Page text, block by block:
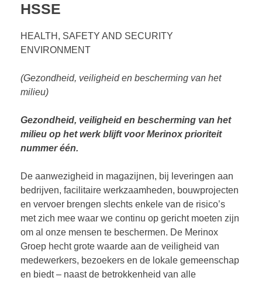
HSSE
HEALTH, SAFETY AND SECURITY
ENVIRONMENT
(Gezondheid, veiligheid en bescherming van het
milieu)
Gezondheid, veiligheid en bescherming van het
milieu op het werk blijft voor Merinox prioriteit
nummer één.
De aanwezigheid in magazijnen, bij leveringen aan
bedrijven, facilitaire werkzaamheden, bouwprojecten
en vervoer brengen slechts enkele van de risico’s
met zich mee waar we continu op gericht moeten zijn
om al onze mensen te beschermen. De Merinox
Groep hecht grote waarde aan de veiligheid van
medewerkers, bezoekers en de lokale gemeenschap
en biedt – naast de betrokkenheid van alle